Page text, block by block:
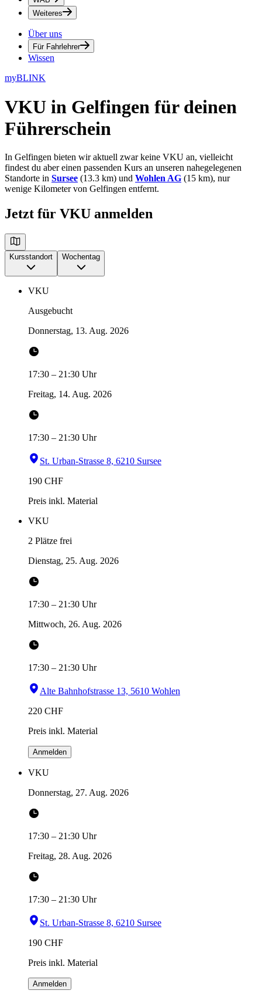
Weiteres
Über uns
Für Fahrlehrer
Wissen
myBLINK
VKU in Gelfingen für deinen
Führerschein
In Gelfingen bieten wir aktuell zwar keine VKU an, vielleicht
findest du aber einen passenden Kurs an unseren nahegelegenen
Standorte in Sursee (13.3 km) und Wohlen AG (15 km), nur
wenige Kilometer von Gelfingen entfernt.
Jetzt für VKU anmelden
Kursstandort Wochentag
VKU
Ausgebucht
Donnerstag, 13. Aug. 2026
17:30 – 21:30 Uhr
Freitag, 14. Aug. 2026
17:30 – 21:30 Uhr
St. Urban-Strasse 8, 6210 Sursee
190 CHF
Preis inkl. Material
VKU
2 Plätze frei
Dienstag, 25. Aug. 2026
17:30 – 21:30 Uhr
Mittwoch, 26. Aug. 2026
17:30 – 21:30 Uhr
Alte Bahnhofstrasse 13, 5610 Wohlen
220 CHF
Preis inkl. Material
Anmelden
VKU
Donnerstag, 27. Aug. 2026
17:30 – 21:30 Uhr
Freitag, 28. Aug. 2026
17:30 – 21:30 Uhr
St. Urban-Strasse 8, 6210 Sursee
190 CHF
Preis inkl. Material
Anmelden